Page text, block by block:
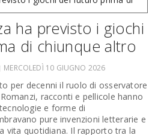
ha previsto i giochi
di chiunque altro
MERCOLEDÌ 10 GIUGNO 2026
per decenni il ruolo di osservatore
racconti e pellicole hanno
e forme di
pure invenzioni letterarie e
vita quotidiana. Il rapporto tra la